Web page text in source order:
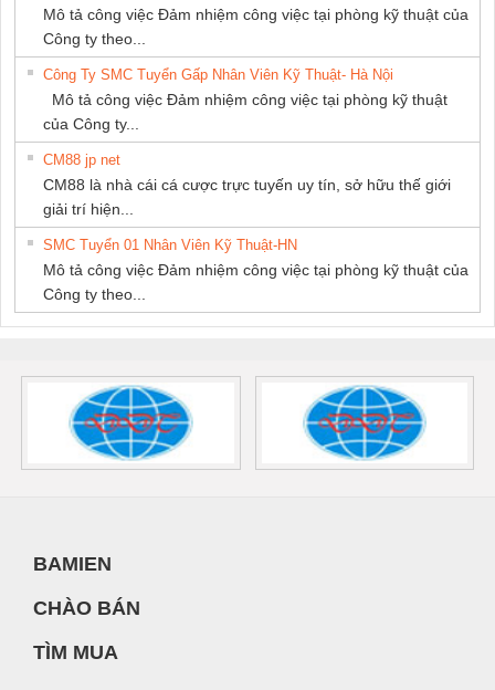
Mô tả công việc Đảm nhiệm công việc tại phòng kỹ thuật của
Công ty theo...
Công Ty SMC Tuyển Gấp Nhân Viên Kỹ Thuật- Hà Nội
Mô tả công việc Đảm nhiệm công việc tại phòng kỹ thuật
của Công ty...
CM88 jp net
CM88 là nhà cái cá cược trực tuyến uy tín, sở hữu thế giới
giải trí hiện...
SMC Tuyển 01 Nhân Viên Kỹ Thuật-HN
Mô tả công việc Đảm nhiệm công việc tại phòng kỹ thuật của
Công ty theo...
BAMIEN
CHÀO BÁN
TÌM MUA